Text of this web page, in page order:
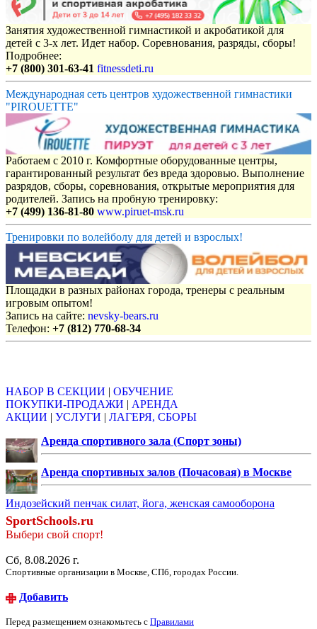
Занятия художественной гимнастикой и акробатикой для
детей с 3-х лет. Идет набор. Соревнования, разряды, сборы!
Подробнее:
+7 (800) 301-63-41 fitnessdeti.ru
Международная сеть центров художественной гимнастики
"PIROUETTE"
Работаем с 2010 г. Комфортные оборудованные центры,
гарантированный результат без вреда здоровью. Выполнение
разрядов, сборы, соревнования, открытые мероприятия для
родителей. Запись на пробную тренировку:
+7 (499) 136-81-80 www.piruet-msk.ru
Тренировки по волейболу для детей и взрослых!
Площадки в разных районах города, тренеры с реальным
игровым опытом!
Запись на сайте: nevsky-bears.ru
Телефон: +7 (812) 770-68-34
НАБОР В СЕКЦИИ | ОБУЧЕНИЕ
ПОКУПКИ-ПРОДАЖИ | АРЕНДА
АКЦИИ | УСЛУГИ | ЛАГЕРЯ, СБОРЫ
Аренда спортивного зала (Спорт зоны)
Аренда спортивных залов (Почасовая) в Москве
Индозейский пенчак силат, йога, женская самооборона
SportSchools.ru
Выбери свой спорт!
Сб, 8.08.2026 г.
Спортивные организации в Москве, СПб, городах России.
Добавить
Перед размещением ознакомьтесь с Правилами